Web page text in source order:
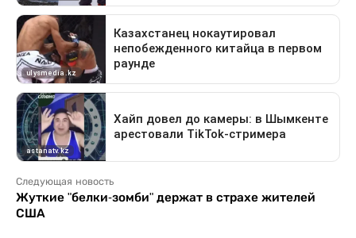
Следующая новость
Жуткие "белки-зомби" держат в страхе жителей
США